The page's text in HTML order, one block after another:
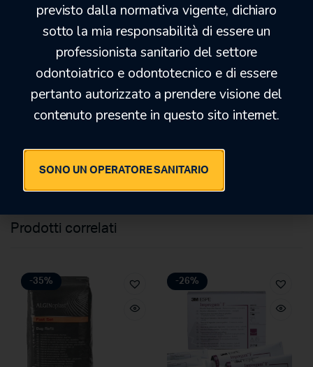
Massima precisione nella riproduzione dei
dettagli
Elevata resistenza alla lacerazione
Eccellente recupero elastico
Elevata stabilità dimensionale
Pigmenti opacizzati per una migliore lettura dei
dettagli
Possibilità di colare il modello immediatamente
Prodotti correlati
-35% -26%
previsto dalla normativa vigente, dichiaro
sotto la mia responsabilità di essere un
professionista sanitario del settore
odontoiatrico e odontotecnico e di essere
pertanto autorizzato a prendere visione del
contenuto presente in questo sito internet.
SONO UN OPERATORE SANITARIO